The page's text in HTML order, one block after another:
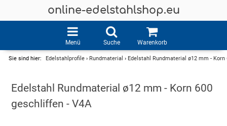
online-edelstahlshop.eu
Menü Suche Warenkorb
Sie sind hier: Edelstahlprofile› Rundmaterial › Edelstahl Rundmaterial ø12 mm -
Edelstahl Rundmaterial ø12 mm - Korn 600
geschliffen - V4A